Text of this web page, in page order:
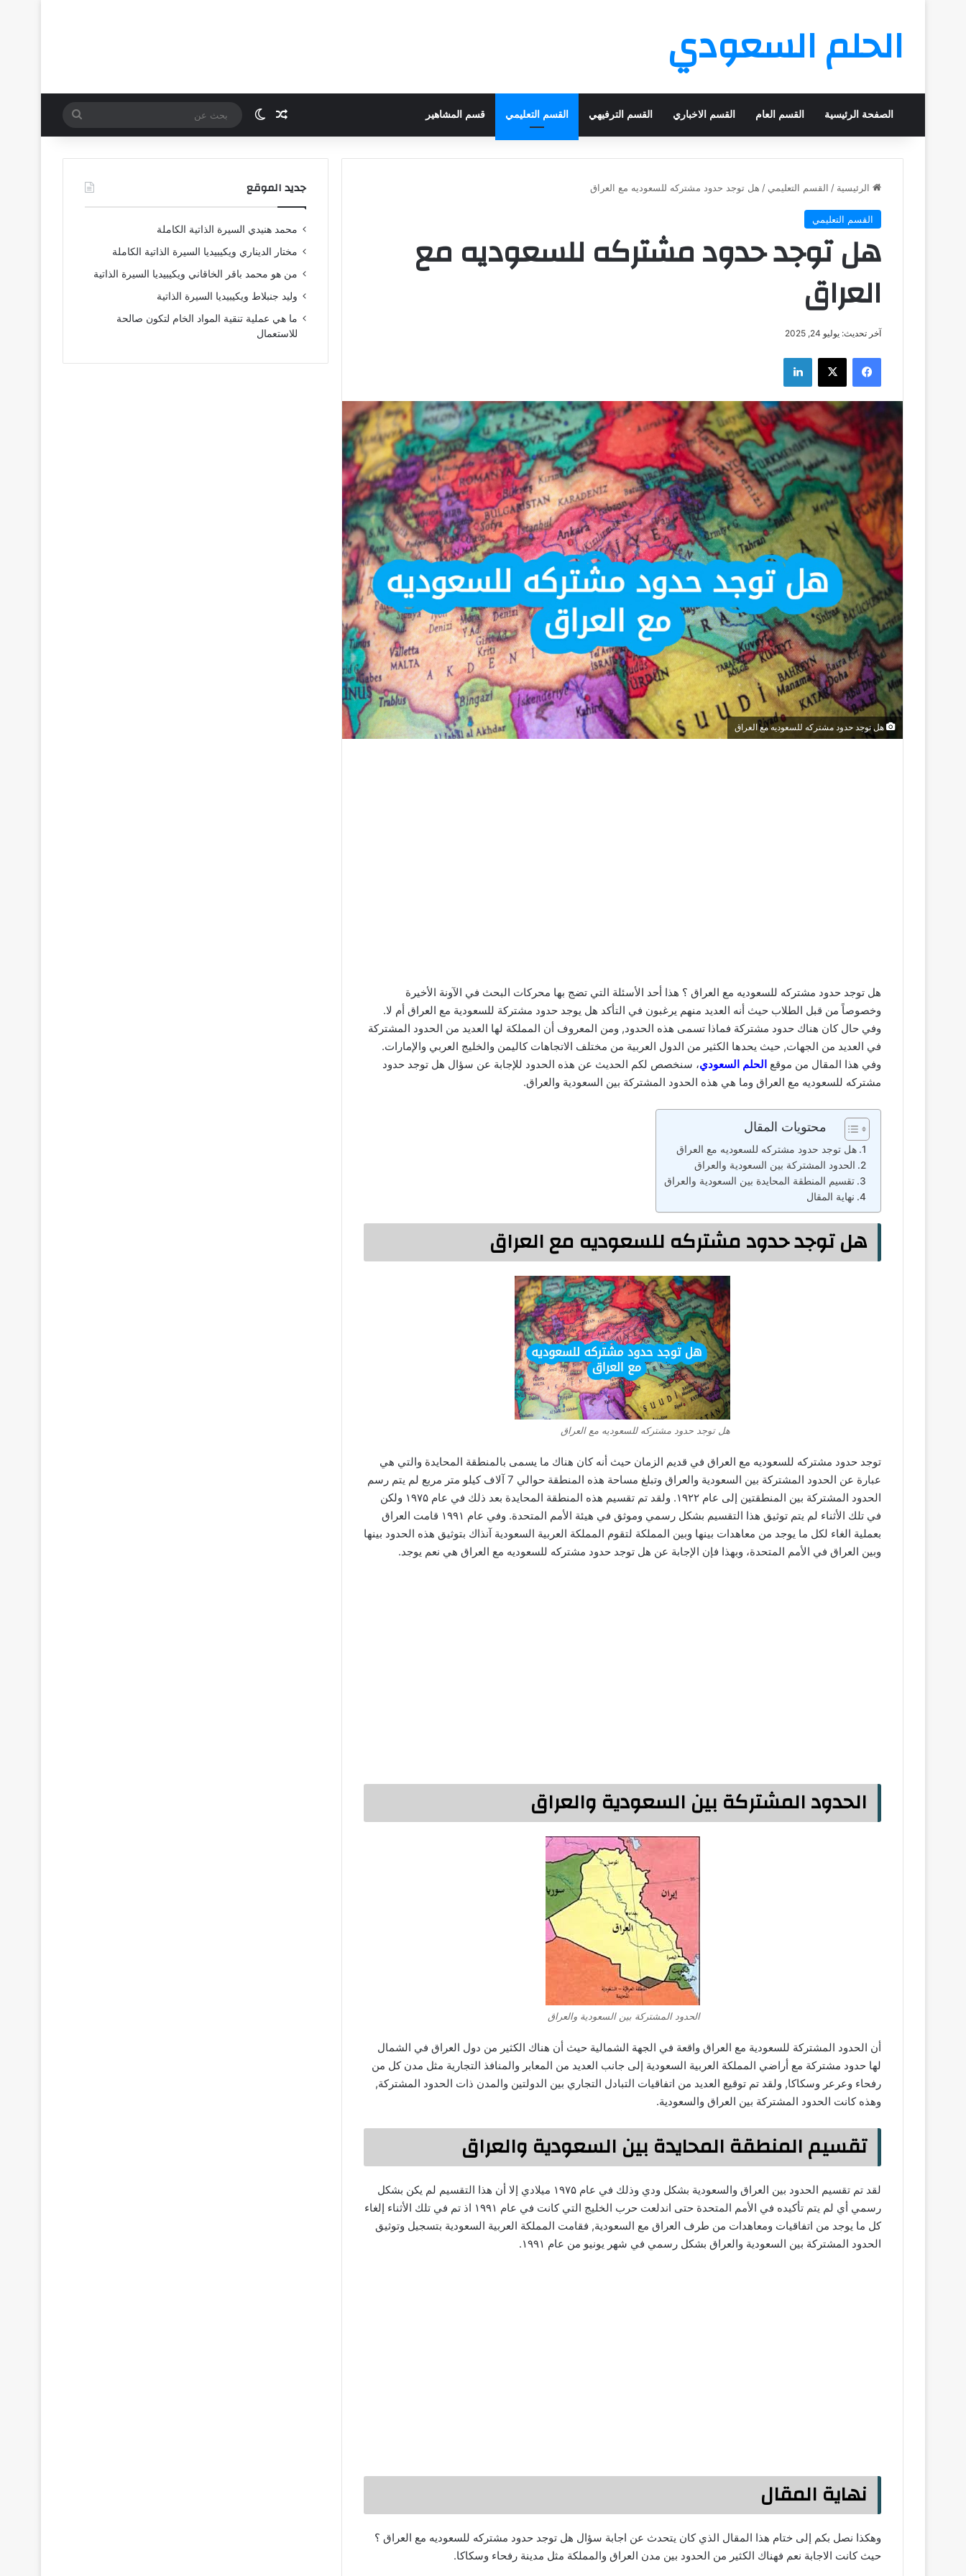
الحلم السعودي
الصفحة الرئيسية القسم العام القسم الاخباري القسم الترفيهي القسم التعليمي قسم المشاهير مقال عشوائي
الوضع المظلم
بحث
عن
الرئيسية / القسم التعليمي / هل توجد حدود مشتركه للسعوديه مع العراق
القسم التعليمي
هل توجد حدود مشتركه للسعوديه مع
العراق
آخر تحديث: يوليو 24, 2025
فيسبوك ‫X لينكدإن
هل توجد حدود مشتركه للسعوديه مع العراق
هل توجد حدود مشتركه للسعوديه مع العراق ؟ هذا أحد الأسئلة التي تضج بها محركات البحث في الآونة الأخيرة
وخصوصاً من قبل الطلاب حيث أنه العديد منهم يرغبون في التأكد هل يوجد حدود مشتركة للسعودية مع العراق أم لا.
وفي حال كان هناك حدود مشتركة فماذا تسمى هذه الحدود, ومن المعروف أن المملكة لها العديد من الحدود المشتركة
في العديد من الجهات, حيث يحدها الكثير من الدول العربية من مختلف الاتجاهات كاليمن والخليج العربي والإمارات.
وفي هذا المقال من موقع الحلم السعودي، سنخصص لكم الحديث عن هذه الحدود للإجابة عن سؤال هل توجد حدود
مشتركه للسعوديه مع العراق وما هي هذه الحدود المشتركة بين السعودية والعراق.
محتويات المقال
هل توجد حدود مشتركه للسعوديه مع العراق
الحدود المشتركة بين السعودية والعراق
تقسيم المنطقة المحايدة بين السعودية والعراق
نهاية المقال
هل توجد حدود مشتركه للسعوديه مع العراق
هل توجد حدود مشتركه للسعوديه مع العراق
توجد حدود مشتركه للسعوديه مع العراق في قديم الزمان حيث أنه كان هناك ما يسمى بالمنطقة المحايدة والتي هي
عبارة عن الحدود المشتركة بين السعودية والعراق وتبلغ مساحة هذه المنطقة حوالي 7 آلاف كيلو متر مربع لم يتم رسم
الحدود المشتركة بين المنطقتين إلى عام ۱۹۲۲. ولقد تم تقسيم هذه المنطقة المحايدة بعد ذلك في عام ۱۹۷۵ ولكن
في تلك الأثناء لم يتم توثيق هذا التقسيم بشكل رسمي وموثق في هيئة الأمم المتحدة. وفي عام ۱۹۹۱ قامت العراق
بعملية الغاء لكل ما يوجد من معاهدات بينها وبين المملكة لتقوم المملكة العربية السعودية آنذاك بتوثيق هذه الحدود بينها
وبين العراق في الأمم المتحدة، وبهذا فإن الإجابة عن هل توجد حدود مشتركه للسعوديه مع العراق هي نعم يوجد.
الحدود المشتركة بين السعودية والعراق
الحدود المشتركة بين السعودية والعراق
أن الحدود المشتركة للسعودية مع العراق واقعة في الجهة الشمالية حيث أن هناك الكثير من دول العراق في الشمال
لها حدود مشتركة مع أراضي المملكة العربية السعودية إلى جانب العديد من المعابر والمنافذ التجارية مثل مدن كل من
رفحاء وعرعر وسكاكا, ولقد تم توقيع العديد من اتفاقيات التبادل التجاري بين الدولتين والمدن ذات الحدود المشتركة,
وهذه كانت الحدود المشتركة بين العراق والسعودية.
تقسيم المنطقة المحايدة بين السعودية والعراق
لقد تم تقسيم الحدود بين العراق والسعودية بشكل ودي وذلك في عام ۱۹۷۵ ميلادي إلا أن هذا التقسيم لم يكن بشكل
رسمي أي لم يتم تأكيده في الأمم المتحدة حتى اندلعت حرب الخليج التي كانت في عام ۱۹۹۱ اذ تم في تلك الأثناء إلغاء
كل ما يوجد من اتفاقيات ومعاهدات من طرف العراق مع السعودية, فقامت المملكة العربية السعودية بتسجيل وتوثيق
الحدود المشتركة بين السعودية والعراق بشكل رسمي في شهر يونيو من عام ۱۹۹۱.
نهاية المقال
وهكذا نصل بكم إلى ختام هذا المقال الذي كان يتحدث عن اجابة سؤال هل توجد حدود مشتركه للسعوديه مع العراق ؟
حيث كانت الاجابة نعم فهناك الكثير من الحدود بين مدن العراق والمملكة مثل مدينة رفحاء وسكاكا.
جديد الموقع
محمد هنيدي السيرة الذاتية الكاملة
مختار الديناري ويكيبيديا السيرة الذاتية الكاملة
من هو محمد باقر الخاقاني ويكيبيديا السيرة الذاتية
وليد جنبلاط ويكيبيديا السيرة الذاتية
ما هي عملية تنقية المواد الخام لتكون صالحة
للاستعمال